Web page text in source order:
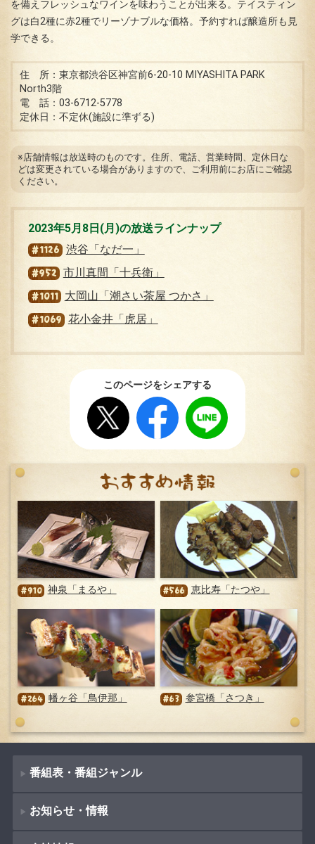
を備えフレッシュなワインを味わうことが出来る。テイスティン
グは白2種に赤2種でリーゾナブルな価格。予約すれば醸造所も見
学できる。
住 所：東京都渋谷区神宮前6-20-10 MIYASHITA PARK
North3階
電 話：03-6712-5778
定休日：不定休(施設に準ずる)
※店舗情報は放送時のものです。住所、電話、営業時間、定休日な
どは変更されている場合がありますので、ご利用前にお店にご確認
ください。
2023年5月8日(月)の放送ラインナップ
#1126 渋谷「なだ一」
#952 市川真間「十兵衛」
#1011 大岡山「潮さい茶屋 つかさ」
#1069 花小金井「虎居」
このページをシェアする
#910 神泉「まるや」 #566 恵比寿「たつや」
#264 幡ヶ谷「鳥伊那」 #63 参宮橋「さつき」
番組表・番組ジャンル
番組表
お知らせ・情報